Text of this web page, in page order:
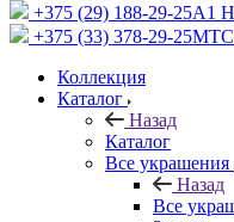
+375 (29) 188-29-25A1
+375 (33) 378-29-25МТС
Коллекция
Каталог
Назад
Каталог
Все украшения
Назад
Все